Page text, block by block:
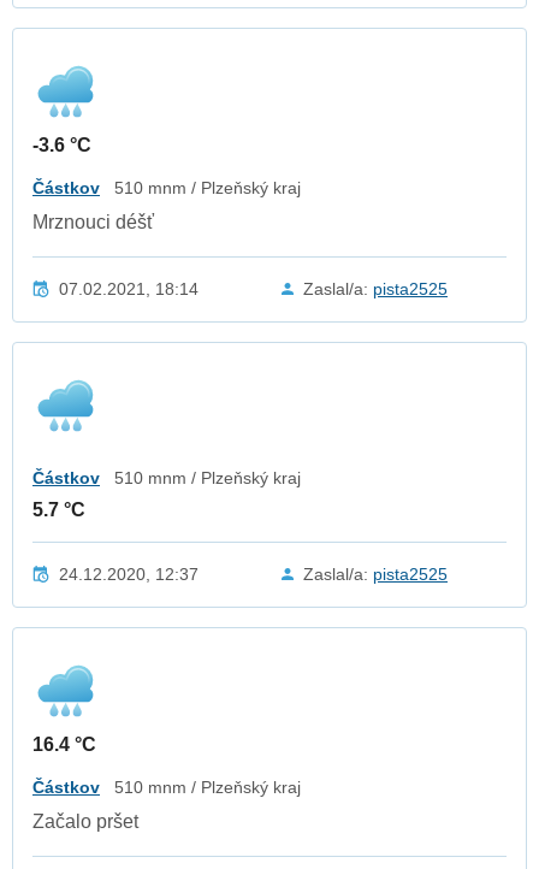
-3.6 °C
Částkov 510 mnm / Plzeňský kraj
Mrznouci déšť
07.02.2021, 18:14 Zaslal/a: pista2525
Částkov 510 mnm / Plzeňský kraj
5.7 °C
24.12.2020, 12:37 Zaslal/a: pista2525
16.4 °C
Částkov 510 mnm / Plzeňský kraj
Začalo pršet